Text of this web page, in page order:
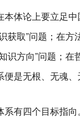
体论上要立足
获取”问题；在
识方向”问题；
是无根、无魂、
有四个目标指向。